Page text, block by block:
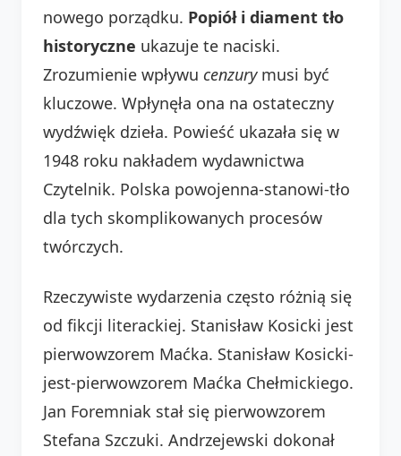
nowego porządku. Popiół i diament tło
historyczne ukazuje te naciski.
Zrozumienie wpływu cenzurymusi być
kluczowe. Wpłynęła ona na ostateczny
wydźwięk dzieła. Powieść ukazała się w
1948 roku nakładem wydawnictwa
Czytelnik. Polska powojenna-stanowi-tło
dla tych skomplikowanych procesów
twórczych.
Rzeczywiste wydarzenia często różnią się
od fikcji literackiej. Stanisław Kosicki jest
pierwowzorem Maćka. Stanisław Kosicki-
jest-pierwowzorem Maćka Chełmickiego.
Jan Foremniak stał się pierwowzorem
Stefana Szczuki. Andrzejewski dokonał